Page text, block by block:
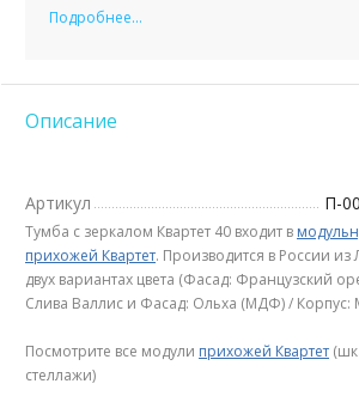
Подробнее...
Описание
Артикул П-
Тумба с зеркалом Квартет 40 входит в
прихожей Квартет. Производится в России
двух вариантах цвета (Фасад: Французский
Слива Валлис и Фасад: Ольха (МДФ) / Корпус:
Посмотрите все модули прихожей Квартет
стеллажи)